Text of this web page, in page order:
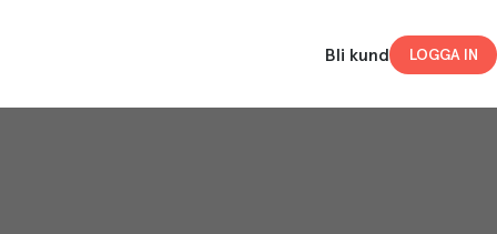
Bli kund LOGGA IN